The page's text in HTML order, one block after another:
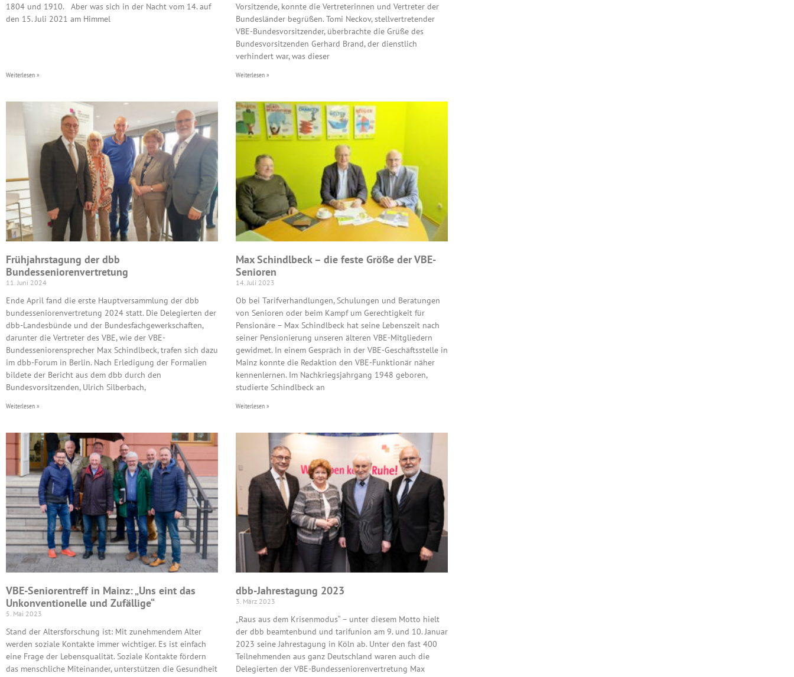
1804 und 1910. Aber was sich in der Nacht vom 14. auf
den 15. Juli 2021 am Himmel
Weiterlesen »
Vorsitzende, konnte die Vertreterinnen und Vertreter der
Bundesländer begrüßen. Tomi Neckov, stellvertretender
VBE-Bundesvorsitzender, überbrachte die Grüße des
Bundesvorsitzenden Gerhard Brand, der dienstlich
verhindert war, was dieser
Weiterlesen »
Frühjahrstagung der dbb
Bundesseniorenvertretung
11. Juni 2024
Ende April fand die erste Hauptversammlung der dbb
bundesseniorenvertretung 2024 statt. Die Delegierten der
dbb-Landesbünde und der Bundesfachgewerkschaften,
darunter die Vertreter des VBE, wie der VBE-
Bundesseniorensprecher Max Schindlbeck, trafen sich dazu
im dbb-Forum in Berlin. Nach Erledigung der Formalien
bildete der Bericht aus dem dbb durch den
Bundesvorsitzenden, Ulrich Silberbach,
Weiterlesen »
Max Schindlbeck – die feste Größe der VBE-
Senioren
14. Juli 2023
Ob bei Tarifverhandlungen, Schulungen und Beratungen
von Senioren oder beim Kampf um Gerechtigkeit für
Pensionäre – Max Schindlbeck hat seine Lebenszeit nach
seiner Pensionierung unseren älteren VBE-Mitgliedern
gewidmet. In einem Gespräch in der VBE-Geschäftsstelle in
Mainz konnte die Redaktion den VBE-Funktionär näher
kennenlernen. Im Nachkriegsjahrgang 1948 geboren,
studierte Schindlbeck an
Weiterlesen »
VBE-Seniorentreff in Mainz: „Uns eint das
Unkonventionelle und Zufällige“
5. Mai 2023
Stand der Altersforschung ist: Mit zunehmendem Alter
werden soziale Kontakte immer wichtiger. Es ist einfach
eine Frage der Lebensqualität. Soziale Kontakte fördern
das menschliche Miteinander, unterstützen die Gesundheit
dbb-Jahrestagung 2023
3. März 2023
„Raus aus dem Krisenmodus“ – unter diesem Motto hielt
der dbb beamtenbund und tarifunion am 9. und 10. Januar
2023 seine Jahrestagung in Köln ab. Unter den fast 400
Teilnehmenden aus ganz Deutschland waren auch die
Delegierten der VBE-Bundesseniorenvertretung Max